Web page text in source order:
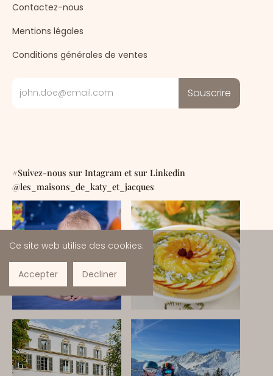
Contactez-nous
Mentions légales
Conditions générales de ventes
#Suivez-nous sur Intagram et sur Linkedin
@les_maisons_de_katy_et_jacques
Ce site web utilise des cookies.
Accepter Decliner